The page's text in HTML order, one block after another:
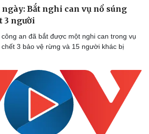
Đời sống
Nhà đẹp
Tình yêu - Gia đình
Bắt nghi can vụ nổ súng
3 người
an đã bắt được một nghi can trong vụ
3 bảo vệ rừng và 15 người khác bị